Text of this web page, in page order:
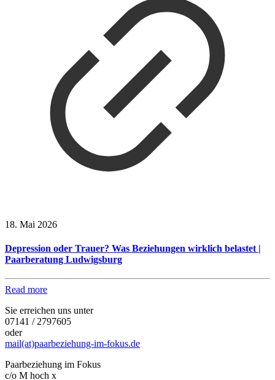
18. Mai 2026
Depression oder Trauer? Was Beziehungen wirklich belastet |
Paarberatung Ludwigsburg
Read more
Sie erreichen uns unter
07141 / 2797605
oder
mail(at)paarbeziehung-im-fokus.de
Paarbeziehung im Fokus
c/o M hoch x